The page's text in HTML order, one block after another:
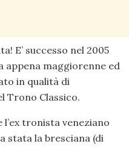
E’ successo nel 2005
appena maggiorenne ed
in qualità di
Trono Classico.
tronista veneziano
stata la bresciana (di